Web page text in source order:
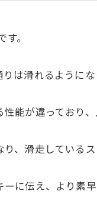
。
は滑れるように
能が違っており
、滑走している
に伝え、より素